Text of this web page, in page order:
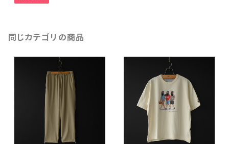
同じカテゴリの商品